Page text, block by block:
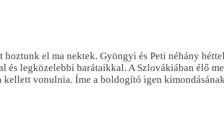
el ma nektek. Gyöngyi és Peti néhány
és legközelebbi barátaikkal. A Szlovákiában élő
kellett vonulnia. Íme a boldogító igen